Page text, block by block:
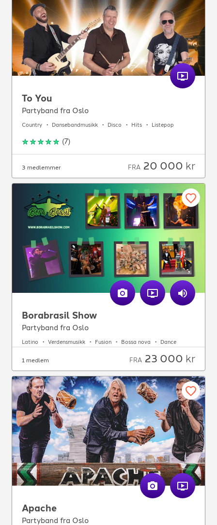
To You
Partyband fra Oslo
Country Dansebandmusikk Disco Hits Listepop
(7)
3 medlemmer FRA 20 000 kr
Borabrasil Show
Partyband fra Oslo
Latino Verdensmusikk Fusion Bossa nova Dance
1 medlem FRA 23 000 kr
Apache
Partyband fra Oslo